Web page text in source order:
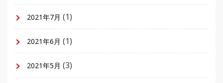
2021年7月 (1)
2021年6月 (1)
2021年5月 (3)